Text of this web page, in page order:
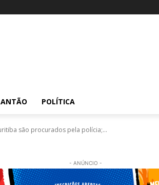
POLÍTICA
são procurados pela polícia;...
- ANÚNCIO -